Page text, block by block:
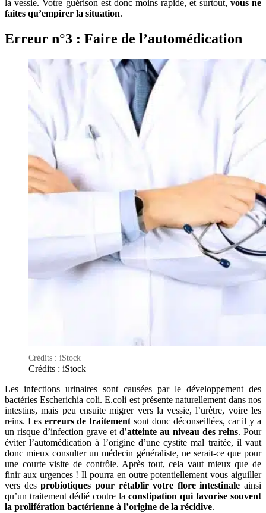
la vessie. Votre guérison est donc moins rapide, et surtout, vous ne
faites qu’empirer la situation.
Erreur n°3 : Faire de l’automédication
Crédits : iStock
Crédits : iStock
Les infections urinaires sont causées par le développement des
bactéries Escherichia coli. E.coli est présente naturellement dans nos
intestins, mais peu ensuite migrer vers la vessie, l’urètre, voire les
reins. Les erreurs de traitementsont donc déconseillées, car il y a
un risque d’infection grave et d’atteinte au niveau des reins. Pour
éviter l’automédication à l’origine d’une cystite mal traitée, il vaut
donc mieux consulter un médecin généraliste, ne serait-ce que pour
une courte visite de contrôle. Après tout, cela vaut mieux que de
finir aux urgences ! Il pourra en outre potentiellement vous aiguiller
vers desprobiotiques pour rétablir votre flore intestinale ainsi
qu’un traitement dédié contre la constipation qui favorise souvent
la prolifération bactérienne à l’origine de la récidive.